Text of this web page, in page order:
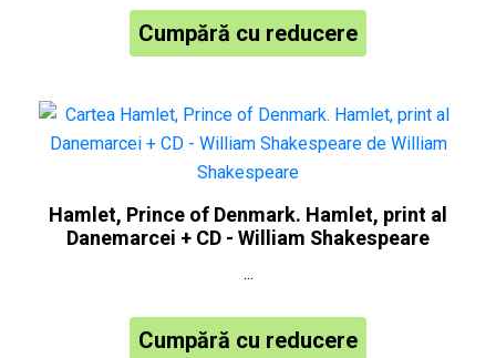
Cumpără cu reducere
Hamlet, Prince of Denmark. Hamlet, print al
Danemarcei + CD - William Shakespeare
...
Cumpără cu reducere